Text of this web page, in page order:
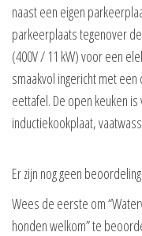
naast een eigen
parkeerplaats tegenover
(400V / 11 kW) voor een
smaakvol ingericht met
eettafel. De open keuken
inductiekookplaat,
Er zijn nog geen
Wees de eerste om
honden welkom” te